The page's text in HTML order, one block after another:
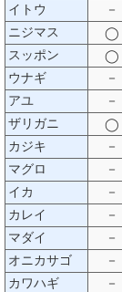
イトウ
－
ニジマス
◯
スッポン
◯
ウナギ
－
アユ
－
ザリガニ
◯
カジキ
－
マグロ
－
イカ
－
カレイ
－
マダイ
－
オニカサゴ
－
カワハギ
－